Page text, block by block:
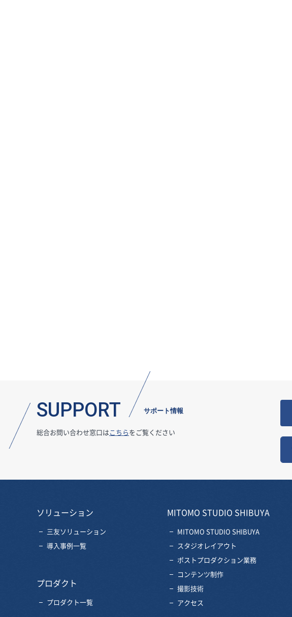
SUPPORT サポート情報
総合お問い合わせ窓口はこちらをご覧ください
ソリューション
三友ソリューション
導入事例一覧
プロダクト
プロダクト一覧
MITOMO STUDIO SHIBUYA
MITOMO STUDIO SHIBUYA
スタジオレイアウト
ポストプロダクション業務
コンテンツ制作
撮影技術
アクセス